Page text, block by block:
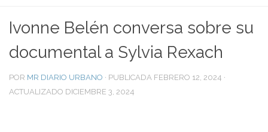
Ivonne Belén conversa sobre su
documental a Sylvia Rexach
POR MR DIARIO URBANO · PUBLICADA FEBRERO 12, 2024 ·
ACTUALIZADO DICIEMBRE 3, 2024